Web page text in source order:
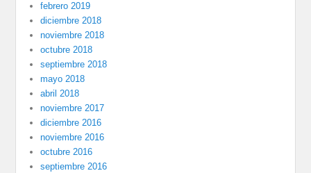
febrero 2019
diciembre 2018
noviembre 2018
octubre 2018
septiembre 2018
mayo 2018
abril 2018
noviembre 2017
diciembre 2016
noviembre 2016
octubre 2016
septiembre 2016